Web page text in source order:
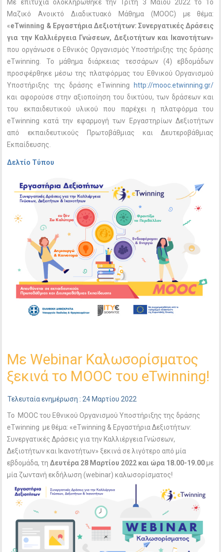
Με επιτυχία ολοκληρώθηκε την Τρίτη 3 Μαΐου 2022 το 1ο
Μαζικό Ανοικτό Διαδικτυακό Μάθημα (ΜΟΟC) με θέμα:
«eTwinning & Εργαστήρια Δεξιοτήτων: Συνεργατικές Δράσεις
για την Καλλιέργεια Γνώσεων, Δεξιοτήτων και Ικανοτήτων»
που οργάνωσε ο Εθνικός Οργανισμός Υποστήριξης της δράσης
eTwinning. Το μάθημα διάρκειας τεσσάρων (4) εβδομάδων
προσφέρθηκε μέσω της πλατφόρμας του Εθνικού Οργανισμού
Υποστήριξης της δράσης eTwinning http://mooc.etwinning.gr/
και αφορούσε στην αξιοποίηση του δικτύου, των δράσεων και
του εκπαιδευτικού υλικού που παρέχει η πλατφόρμα του
eTwinning κατά την εφαρμογή των Εργαστηρίων Δεξιοτήτων
από εκπαιδευτικούς Πρωτοβάθμιας και Δευτεροβάθμιας
Εκπαίδευσης.
Δελτίο Τύπου
Με Webinar Καλωσορίσματος
ξεκινά το MOOC του eTwinning!
Τελευταία ενημέρωση : 24 Μαρτίου 2022
To MOOC του Εθνικού Οργανισμού Υποστήριξης της δράσης
eTwinning με θέμα: «eTwinning & Εργαστήρια Δεξιοτήτων:
Συνεργατικές Δράσεις για την Καλλιέργεια Γνώσεων,
Δεξιοτήτων και Ικανοτήτων» ξεκινά σε λιγότερο από μία
εβδομάδα, τη Δευτέρα 28 Μαρτίου 2022 και ώρα 18.00-19.00με
μία ζωντανή εκδήλωση (webinar) καλωσορίσματος!